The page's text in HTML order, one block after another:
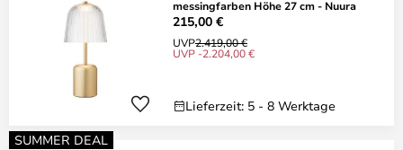
messingfarben Höhe 27 cm - Nuura
215,00 €
UVP2.419,00 €
UVP -2.204,00 €
Lieferzeit: 5 - 8 Werktage
SUMMER DEAL